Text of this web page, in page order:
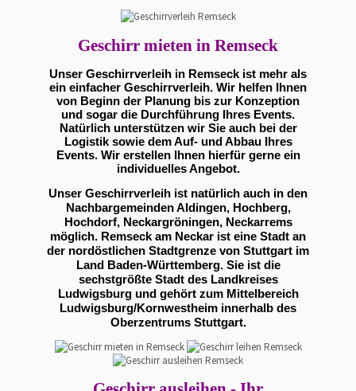
Geschirr mieten in Remseck
Unser Geschirrverleih in Remseck ist mehr als
ein einfacher Geschirrverleih. Wir helfen Ihnen
von Beginn der Planung bis zur Konzeption
und sogar die Durchführung Ihres Events.
Natürlich unterstützen wir Sie auch bei der
Logistik sowie dem Auf- und Abbau Ihres
Events. Wir erstellen Ihnen hierfür gerne ein
individuelles Angebot.
Unser Geschirrverleih ist natürlich auch in den
Nachbargemeinden Aldingen, Hochberg,
Hochdorf, Neckargröningen, Neckarrems
möglich. Remseck am Neckar ist eine Stadt an
der nordöstlichen Stadtgrenze von Stuttgart im
Land Baden-Württemberg. Sie ist die
sechstgrößte Stadt des Landkreises
Ludwigsburg und gehört zum Mittelbereich
Ludwigsburg/Kornwestheim innerhalb des
Oberzentrums Stuttgart.